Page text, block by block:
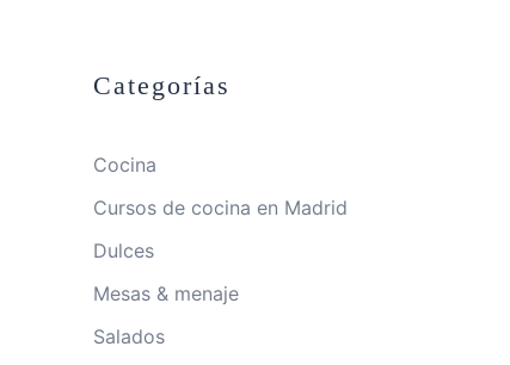
Categorías
Cocina
Cursos de cocina en Madrid
Dulces
Mesas & menaje
Salados